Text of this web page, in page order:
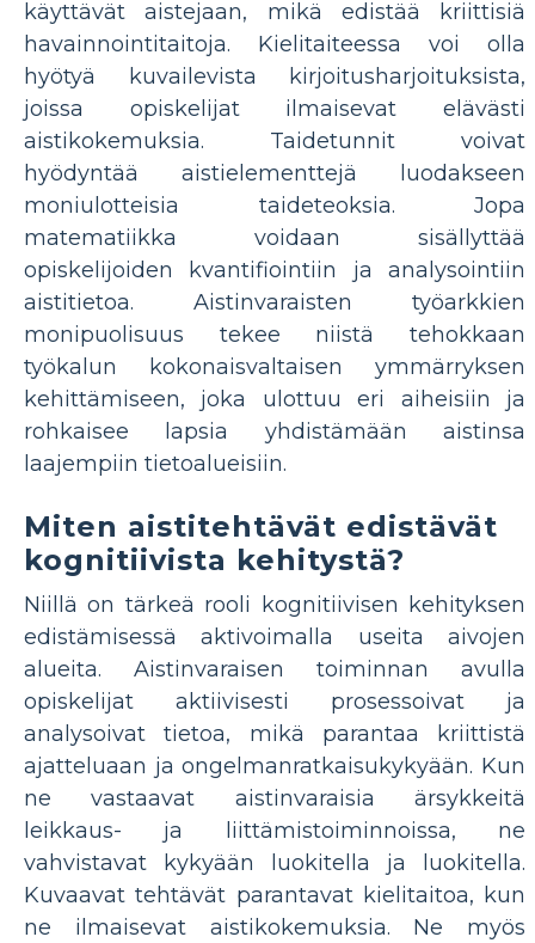
käyttävät aistejaan, mikä edistää kriittisiä
havainnointitaitoja. Kielitaiteessa voi olla
hyötyä kuvailevista kirjoitusharjoituksista,
joissa opiskelijat ilmaisevat elävästi
aistikokemuksia. Taidetunnit voivat
hyödyntää aistielementtejä luodakseen
moniulotteisia taideteoksia. Jopa
matematiikka voidaan sisällyttää
opiskelijoiden kvantifiointiin ja analysointiin
aistitietoa. Aistinvaraisten työarkkien
monipuolisuus tekee niistä tehokkaan
työkalun kokonaisvaltaisen ymmärryksen
kehittämiseen, joka ulottuu eri aiheisiin ja
rohkaisee lapsia yhdistämään aistinsa
laajempiin tietoalueisiin.
Miten aistitehtävät edistävät
kognitiivista kehitystä?
Niillä on tärkeä rooli kognitiivisen kehityksen
edistämisessä aktivoimalla useita aivojen
alueita. Aistinvaraisen toiminnan avulla
opiskelijat aktiivisesti prosessoivat ja
analysoivat tietoa, mikä parantaa kriittistä
ajatteluaan ja ongelmanratkaisukykyään. Kun
ne vastaavat aistinvaraisia ​​ärsykkeitä
leikkaus- ja liittämistoiminnoissa, ne
vahvistavat kykyään luokitella ja luokitella.
Kuvaavat tehtävät parantavat kielitaitoa, kun
ne ilmaisevat aistikokemuksia. Ne myös